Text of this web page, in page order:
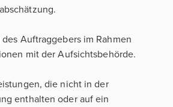
Auftraggebers im Rahmen
mit der Aufsichtsbehörde.
die nicht in der
enthalten oder auf ein